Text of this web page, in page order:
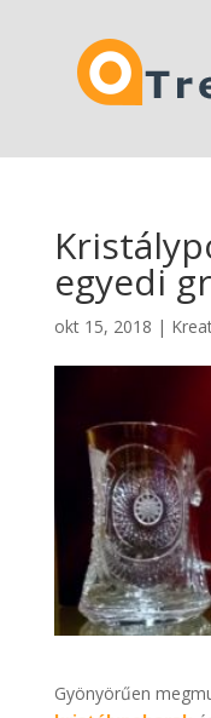
egyedi
okt 15, 2018 |
Gyönyörűen